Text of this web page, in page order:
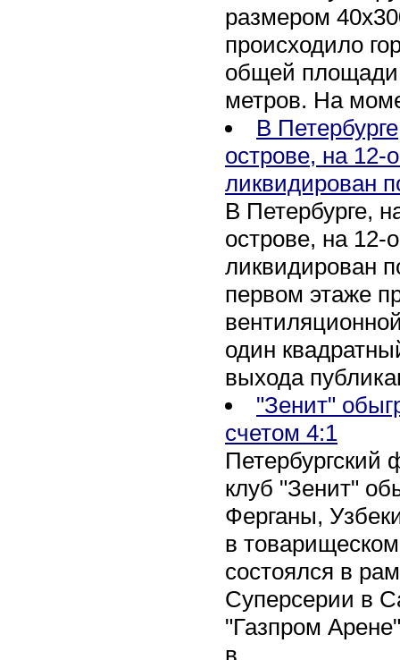
размером
происходило
общей площади
метров. На
В
острове, на 12-
ликвидирован
В Петербурге,
острове, на 12-
ликвидирован
первом этаже
один
выхода
"Зенит"
счетом 4:1
Петербургский
клуб "Зенит"
Ферганы,
в
состоялся в
Суперсерии в
"Газпром
в